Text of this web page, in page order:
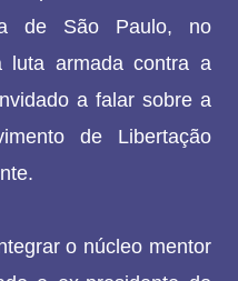
de São Paulo, no
luta armada contra a
a falar sobre a
de Libertação
o núcleo mentor